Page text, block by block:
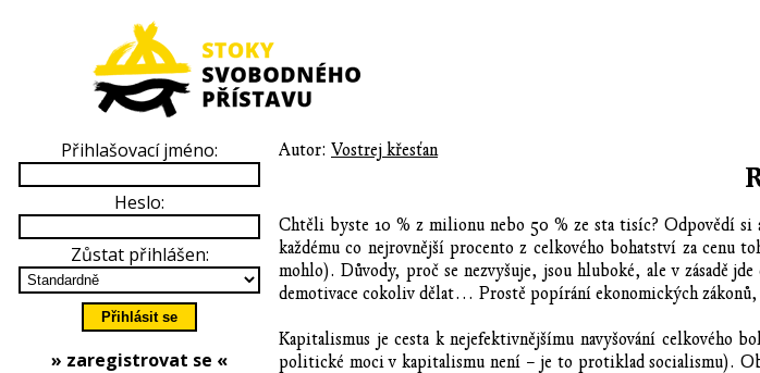
Autor: Vostrej křesťan
Chtěli byste 10 % z milionu nebo 50 % ze sta tisíc? Odpovědí si
každému co nejrovnější procento z celkového bohatství za cenu
mohlo). Důvody, proč se nezvyšuje, jsou hluboké, ale v zásadě
demotivace cokoliv dělat… Prostě popírání ekonomických
Kapitalismus je cesta k nejefektivnějšímu navyšování celkového
politické moci v kapitalismu není – je to protiklad socialismu).
Přihlašovací jméno:
Heslo:
Zůstat přihlášen:
» zaregistrovat se «